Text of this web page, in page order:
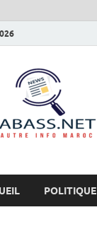
POLITIQUE